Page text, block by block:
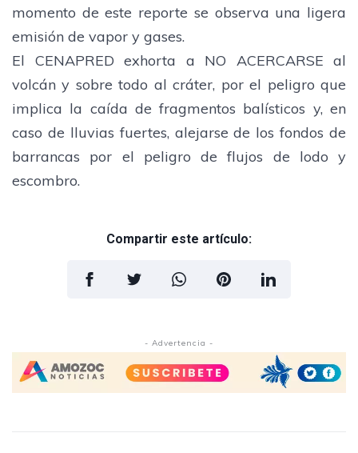
momento de este reporte se observa una ligera
emisión de vapor y gases.
El CENAPRED exhorta a NO ACERCARSE al
volcán y sobre todo al cráter, por el peligro que
implica la caída de fragmentos balísticos y, en
caso de lluvias fuertes, alejarse de los fondos de
barrancas por el peligro de flujos de lodo y
escombro.
Compartir este artículo:
- Advertencia -